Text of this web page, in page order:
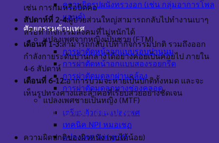
ความผิดรูปผนังทรวงอก (เช่น กลุ่มอาการโพล
แลนด์)
ศัลยกรรมข้ามเพศ
แปลงเพศจากหญิงเป็นชาย (FTM)
การผ่าตัดหน้าอกแบบรอบปานนม
การผ่าตัดหน้าอกแบบสองรอยกรีด
การผ่าตัดมดลูกผ่านกล้อง
การผ่าตัดมดลูกทางช่องคลอด
แปลงเพศชายเป็นหญิง (MTF)
เตรียมตัวก่อนแปลงเพศ
เทคนิค NPI หมอเชฏ
แปลงเพศ Skin graft
เช่น การก้มหรือบิดคอ
สัปดาห์ที่ 2-4:ผู้ป่วยส่วนใหญ่สามารถกลับไปทำงานเบาๆ
หรือทำกิจกรรมสังคมที่ไม่หนักได้
เดือนที่1-3:สามารถกลับไปทำกิจกรรมปกติ รวมถึงออก
กำลังกายระดับปานกลางได้อย่างค่อยเป็นค่อยไป ภายใน
4-6 สัปดาห์
เดือนที่6-12:อาการบวมจะหายเป็นปกติทั้งหมด และจะ
เห็นรูปทรงคางและลำคอที่เรียบสวยอย่างชัดเจน
ความเสี่ยงที่อาจเกิดขึ้นได้
ความผิดปกติของผิวหนัง (พบได้น้อย)